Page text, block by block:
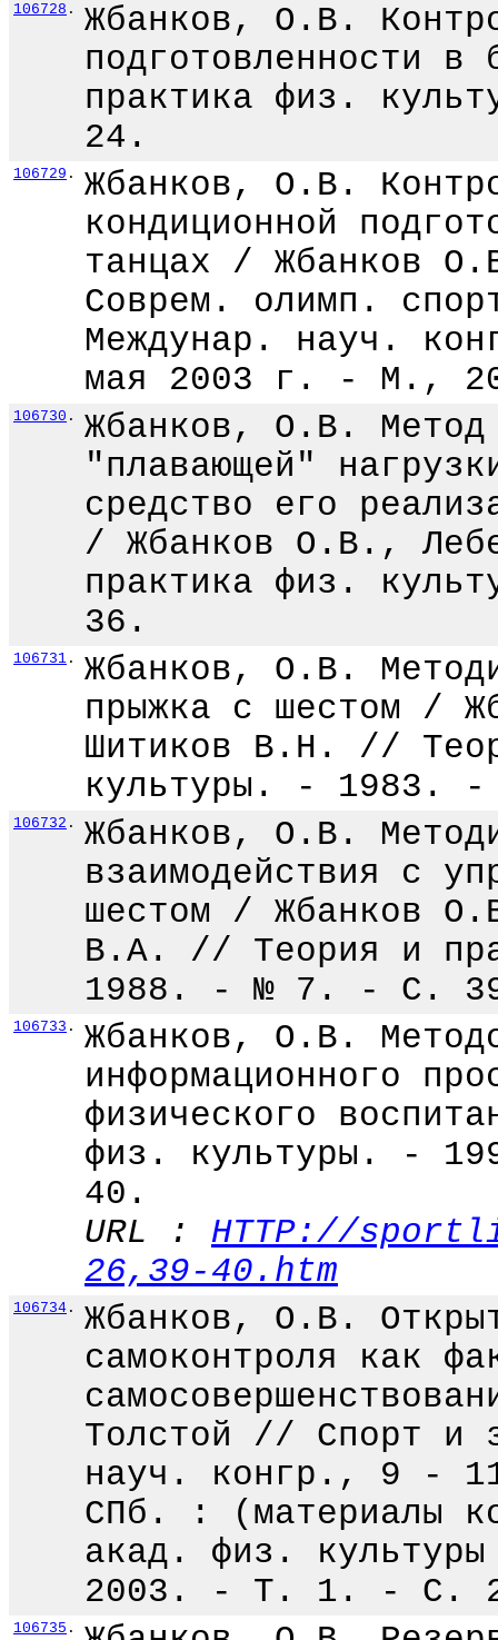
106728 .
Жбанков, О.В.
подготовленности
практика физ.
24.
106729 .
Жбанков, О.В.
кондиционной
танцах / Жбанков
Соврем. олимп.
Междунар. науч.
мая 2003 г. - М.,
106730 .
Жбанков, О.В. Метод
"плавающей"
средство его
/ Жбанков О.В.,
практика физ.
36.
106731 .
Жбанков, О.В.
прыжка с шестом /
Шитиков В.Н. //
культуры. -
106732 .
Жбанков, О.В.
взаимодействия с
шестом / Жбанков
В.А. // Теория и
1988. - № 7. - С.
106733 .
Жбанков, О.В.
информационного
физического
физ. культуры. -
40.
URL : HTTP://
26,39-40.htm
106734 .
Жбанков, О.В.
самоконтроля как
Толстой // Спорт и
науч. конгр., 9 -
СПб. : (материалы
акад. физ.
2003. - Т. 1. - С.
106735 .